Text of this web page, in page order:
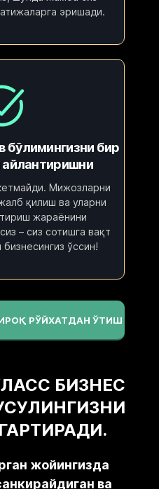
эришади.
Мижозларни
қилиш ва уларни
жараёнини
– сиз сотишга вақт
ўссин!
бўлимингизни бир
айлантиришни
РЎЙХАТДАН ЎТИШ
БИЗНЕС
жойингизда
ва